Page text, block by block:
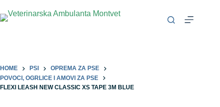
HOME PSI
OPREMA ZA PSE
POVOCI, OGRLICE I AMOVI ZA PSE
FLEXI LEASH NEW CLASSIC XS TAPE 3M BLUE